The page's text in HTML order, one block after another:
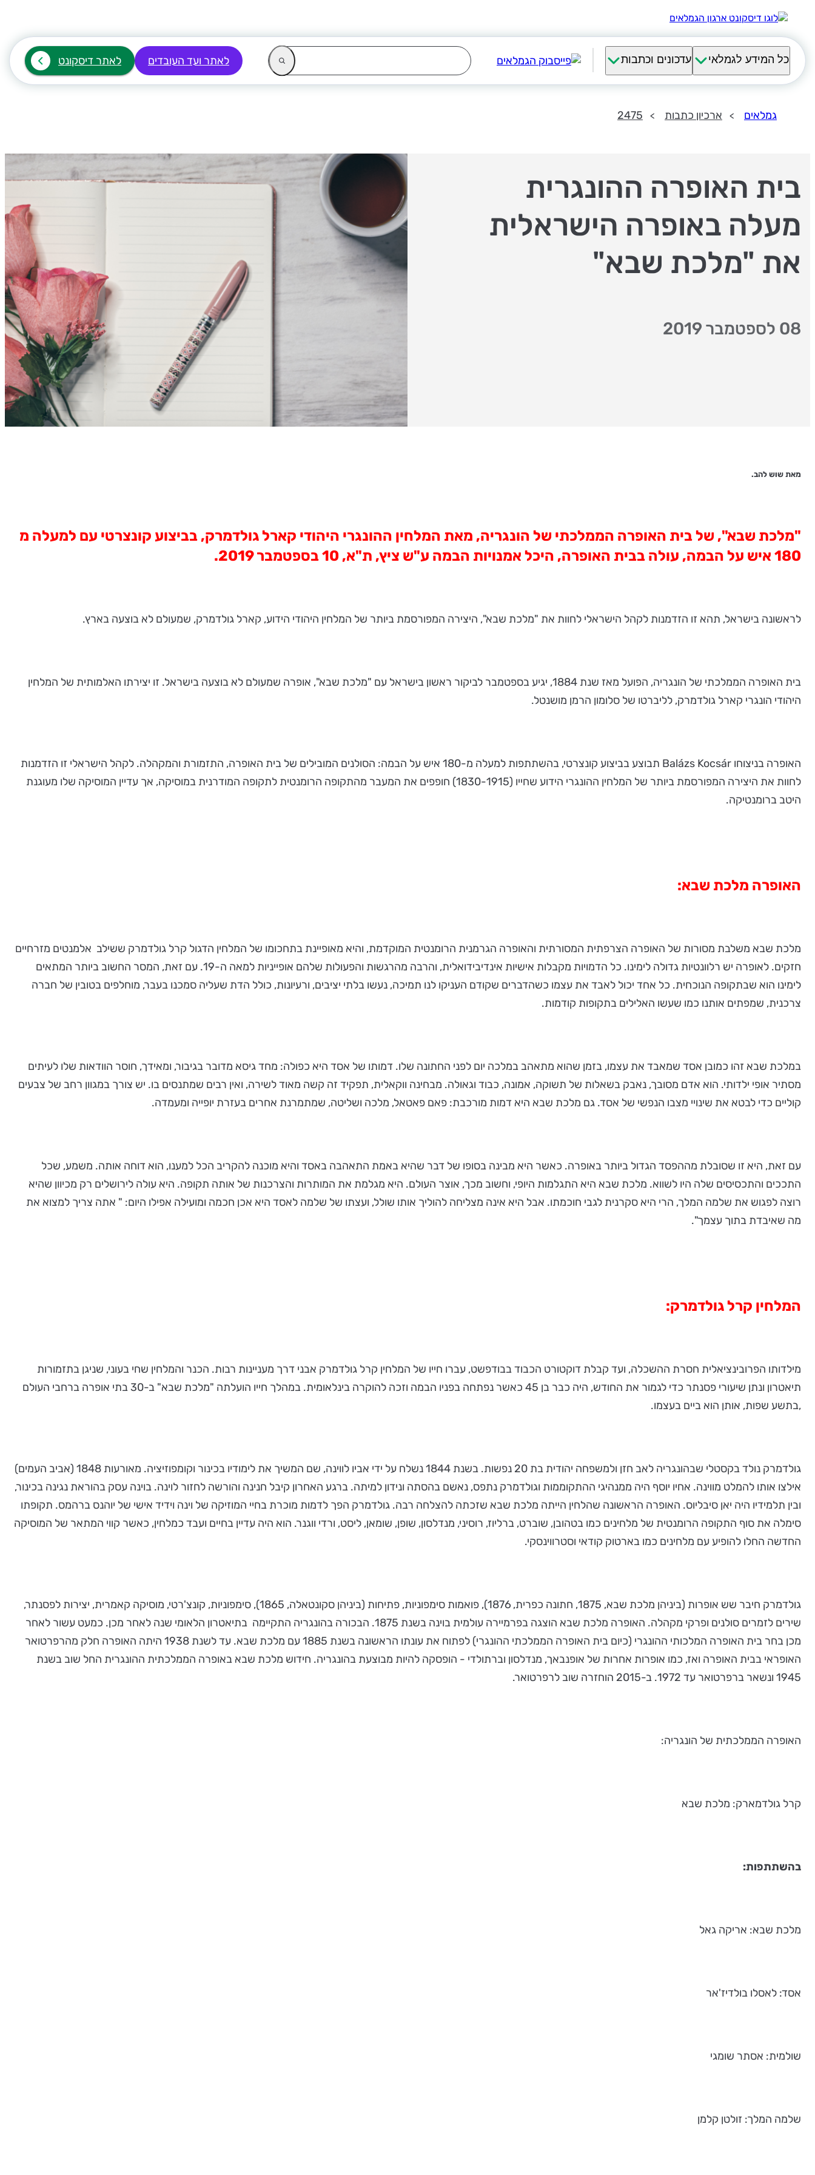
כל המידע לגמלאי עדכונים וכתבות לאתר ועד העובדים לאתר דיסקונט
גמלאים ארכיון כתבות 2475
בית האופרה ההונגרית
מעלה באופרה הישראלית
את "מלכת שבא"
08 לספטמבר 2019
מאת שוש להב.
"מלכת שבא", של בית האופרה הממלכתי של הונגריה, מאת המלחין ההונגרי היהודי קארל גולדמרק, בביצוע קונצרטי עם למעלה מ
180 איש על הבמה, עולה בבית האופרה, היכל אמנויות הבמה ע"ש ציץ, ת"א, 10 בספטמבר 2019.
לראשונה בישראל, תהא זו הזדמנות לקהל הישראלי לחוות את "מלכת שבא", היצירה המפורסמת ביותר של המלחין היהודי הידוע, קארל גולדמרק, שמעולם לא בוצעה בארץ.
בית האופרה הממלכתי של הונגריה, הפועל מאז שנת 1884, יגיע בספטמבר לביקור ראשון בישראל עם "מלכת שבא", אופרה שמעולם לא בוצעה בישראל. זו יצירתו האלמותית של המלחין
היהודי הונגרי קארל גולדמרק, לליברטו של סלומון הרמן מושנטל.
האופרה בניצוחו Balázs Kocsár תבוצע בביצוע קונצרטי, בהשתתפות למעלה מ-180 איש על הבמה: הסולנים המובילים של בית האופרה, התזמורת והמקהלה. לקהל הישראלי זו הזדמנות
לחוות את היצירה המפורסמת ביותר של המלחין ההונגרי הידוע שחייו (1830-1915) חופפים את המעבר מהתקופה הרומנטית לתקופה המודרנית במוסיקה, אך עדיין המוסיקה שלו מעוגנת
היטב ברומנטיקה.
האופרה מלכת שבא:
מלכת שבא משלבת מסורות של האופרה הצרפתית המסורתית והאופרה הגרמנית הרומנטית המוקדמת, והיא מאופיינת בתחכומו של המלחין הדגול קרל גולדמרק ששילב אלמנטים מזרחיים
חזקים. לאופרה יש רלוונטיות גדולה לימינו. כל הדמויות מקבלות אישיות אינדיבידואלית, והרבה מהרגשות והפעולות שלהם אופייניות למאה ה-19. עם זאת, המסר החשוב ביותר המתאים
לימינו הוא שבתקופה הנוכחית. כל אחד יכול לאבד את עצמו כשהדברים שקודם העניקו לנו תמיכה, נעשו בלתי יציבים, ורעיונות, כולל הדת שעליה סמכנו בעבר, מוחלפים בטובין של חברה
צרכנית, שמפתים אותנו כמו שעשו האלילים בתקופות קודמות.
במלכת שבא זהו כמובן אסד שמאבד את עצמו, בזמן שהוא מתאהב במלכה יום לפני החתונה שלו. דמותו של אסד היא כפולה: מחד גיסא מדובר בגיבור, ומאידך, חוסר הוודאות שלו לעיתים
מסתיר אופי ילדותי. הוא אדם מסובך, נאבק בשאלות של תשוקה, אמונה, כבוד וגאולה. מבחינה ווקאלית, תפקיד זה קשה מאוד לשירה, ואין רבים שמתנסים בו. יש צורך במגוון רחב של צבעים
קוליים כדי לבטא את שינויי מצבו הנפשי של אסד. גם מלכת שבא היא דמות מורכבת: פאם פאטאל, מלכה ושליטה, שמתמרנת אחרים בעזרת יופייה ומעמדה.
עם זאת, היא זו שסובלת מההפסד הגדול ביותר באופרה. כאשר היא מבינה בסופו של דבר שהיא באמת התאהבה באסד והיא מוכנה להקריב הכל למענו, הוא דוחה אותה. משמע, שכל
התככים והתכסיסים שלה היו לשווא. מלכת שבא היא התגלמות היופי, וחשוב מכך, אוצר העולם. היא מגלמת את המותרות והצרכנות של אותה תקופה. היא עולה לירושלים רק מכיוון שהיא
רוצה לפגוש את שלמה המלך, הרי היא סקרנית לגבי חוכמתו. אבל היא אינה מצליחה להוליך אותו שולל, ועצתו של שלמה לאסד היא אכן חכמה ומועילה אפילו היום: " אתה צריך למצוא את
מה שאיבדת בתוך עצמך".
המלחין קרל גולדמרק:
מילדותו הפרובינציאלית חסרת ההשכלה, ועד קבלת דוקטורט הכבוד בבודפשט, עברו חייו של המלחין קרל גולדמרק אבני דרך מעניינות רבות. הכנר והמלחין שחי בעוני, שניגן בתזמורות
תיאטרון ונתן שיעורי פסנתר כדי לגמור את החודש, היה כבר בן 45 כאשר נפתחה בפניו הבמה וזכה להוקרה בינלאומית. במהלך חייו הועלתה "מלכת שבא" ב-30 בתי אופרה ברחבי העולם
,בתשע שפות, אותן הוא ביים בעצמו.
גולדמרק נולד בקסטלי שבהונגריה לאב חזן ולמשפחה יהודית בת 20 נפשות. בשנת 1844 נשלח על ידי אביו לווינה, שם המשיך את לימודיו בכינור וקומפוזיציה. מאורעות 1848 (אביב העמים)
אילצו אותו להמלט מווינה. אחיו יוסף היה ממנהיגי ההתקוממות וגולדמרק נתפס, נאשם בהסתה ונידון למיתה. ברגע האחרון קיבל חנינה והורשה לחזור לוינה. בוינה עסק בהוראת נגינה בכינור,
ובין תלמידיו היה יאן סיבליוס. האופרה הראשונה שהלחין הייתה מלכת שבא שזכתה להצלחה רבה. גולדמרק הפך לדמות מוכרת בחיי המוזיקה של וינה וידיד אישי של יוהנס ברהמס. תקופתו
סימלה את סוף התקופה הרומנטית של מלחינים כמו בטהובן, שוברט, ברליוז, רוסיני, מנדלסון, שופן, שומאן, ליסט, ורדי ווגנר. הוא היה עדיין בחיים ועבד כמלחין, כאשר קווי המתאר של המוסיקה
החדשה החלו להופיע עם מלחינים כמו בארטוק קודאי וסטרווינסקי.
גולדמרק חיבר שש אופרות (ביניהן מלכת שבא, 1875, חתונה כפרית, 1876), פואמות סימפוניות, פתיחות (ביניהן סקונטאלה, 1865), סימפוניות, קונצ'רטי, מוסיקה קאמרית, יצירות לפסנתר,
שירים לזמרים סולנים ופרקי מקהלה. האופרה מלכת שבא הוצגה בפרמיירה עולמית בוינה בשנת 1875. הבכורה בהונגריה התקיימה בתיאטרון הלאומי שנה לאחר מכן. כמעט עשור לאחר
מכן בחר בית האופרה המלכותי ההונגרי (כיום בית האופרה הממלכתי ההונגרי) לפתוח את עונתו הראשונה בשנת 1885 עם מלכת שבא. עד לשנת 1938 היתה האופרה חלק מהרפרטואר
האופראי בבית האופרה ואז, כמו אופרות אחרות של אופנבאך, מנדלסון וברתולדי - הופסקה להיות מבוצעת בהונגריה. חידוש מלכת שבא באופרה הממלכתית ההונגרית החל שוב בשנת
1945 ונשאר ברפרטואר עד 1972. ב-2015 הוחזרה שוב לרפרטואר.
האופרה הממלכתית של הונגריה:
קרל גולדמארק: מלכת שבא
בהשתתפות:
מלכת שבא: אריקה גאל
אסד: לאסלו בולדיז'אר
שולמית: אסתר שומגי
שלמה המלך: זולטן קלמן